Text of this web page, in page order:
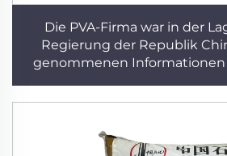
Die PVA-Firma war in der
Regierung der Republik
genommenen